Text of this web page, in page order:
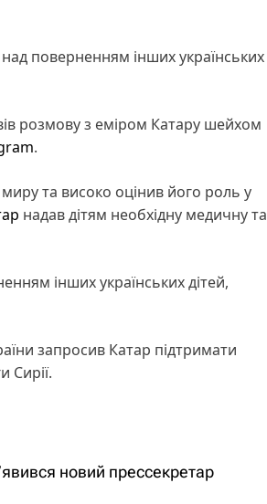
поверненням інших українських
розмову з еміром Катару шейхом
.
та високо оцінив його роль у
надав дітям необхідну медичну та
інших українських дітей,
запросив Катар підтримати
Сирії.
новий прессекретар